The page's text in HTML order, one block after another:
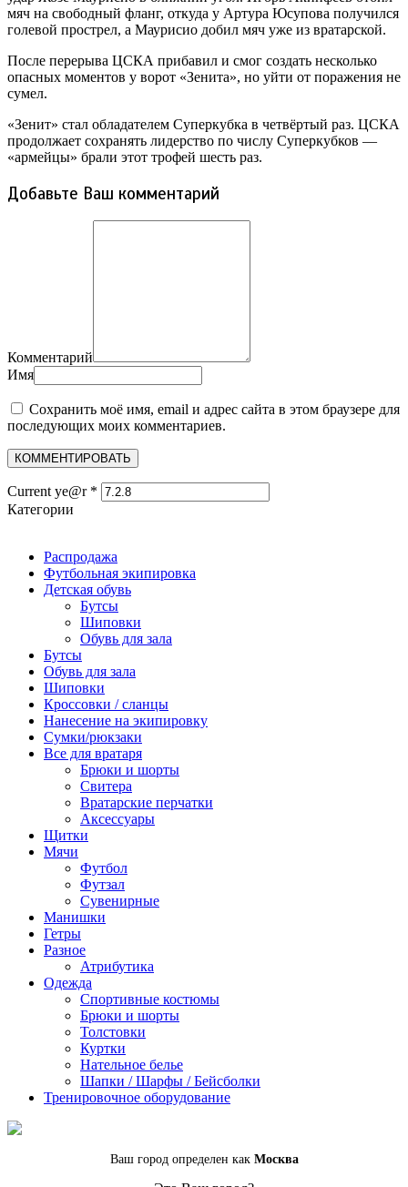
мяч на свободный фланг, откуда у Артура Юсупова получился
голевой прострел, а Маурисио добил мяч уже из вратарской.
После перерыва ЦСКА прибавил и смог создать несколько
опасных моментов у ворот «Зенита», но уйти от поражения не
сумел.
«Зенит» стал обладателем Суперкубка в четвёртый раз. ЦСКА
продолжает сохранять лидерство по числу Суперкубков —
«армейцы» брали этот трофей шесть раз.
Добавьте Ваш комментарий
Комментарий
Имя
Сохранить моё имя, email и адрес сайта в этом браузере для
последующих моих комментариев.
Current ye@r *
Категории
Распродажа
Футбольная экипировка
Детская обувь
Бутсы
Шиповки
Обувь для зала
Бутсы
Обувь для зала
Шиповки
Кроссовки / сланцы
Нанесение на экипировку
Сумки/рюкзаки
Все для вратаря
Брюки и шорты
Cвитера
Вратарские перчатки
Аксессуары
Щитки
Мячи
Футбол
Футзал
Сувенирные
Манишки
Гетры
Разное
Атрибутика
Одежда
Спортивные костюмы
Брюки и шорты
Толстовки
Куртки
Нательное белье
Шапки / Шарфы / Бейсболки
Тренировочное оборудование
Ваш город определен как Москва